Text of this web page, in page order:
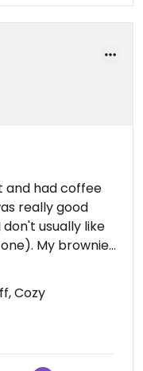
and had coffee
really good
usually like
My brownie
- it felt like
overall it's a
Cozy